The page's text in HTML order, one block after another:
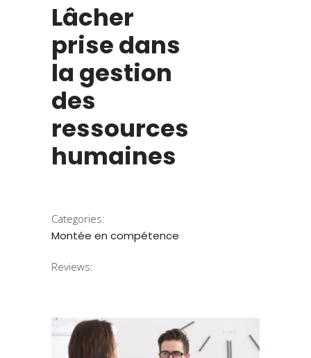
Lâcher
prise dans
la gestion
des
ressources
humaines
Categories:
Montée en compétence
Reviews: